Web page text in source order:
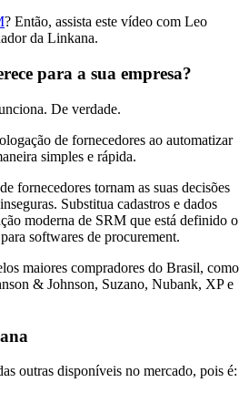
? Então, assista este vídeo com Leo
da Linkana.
para a sua empresa?
De verdade.
de fornecedores ao automatizar
simples e rápida.
fornecedores tornam as suas decisões
Substitua cadastros e dados
moderna de SRM que está definido o
softwares de procurement.
maiores compradores do Brasil, como
& Johnson, Suzano, Nubank, XP e
outras disponíveis no mercado, pois é: